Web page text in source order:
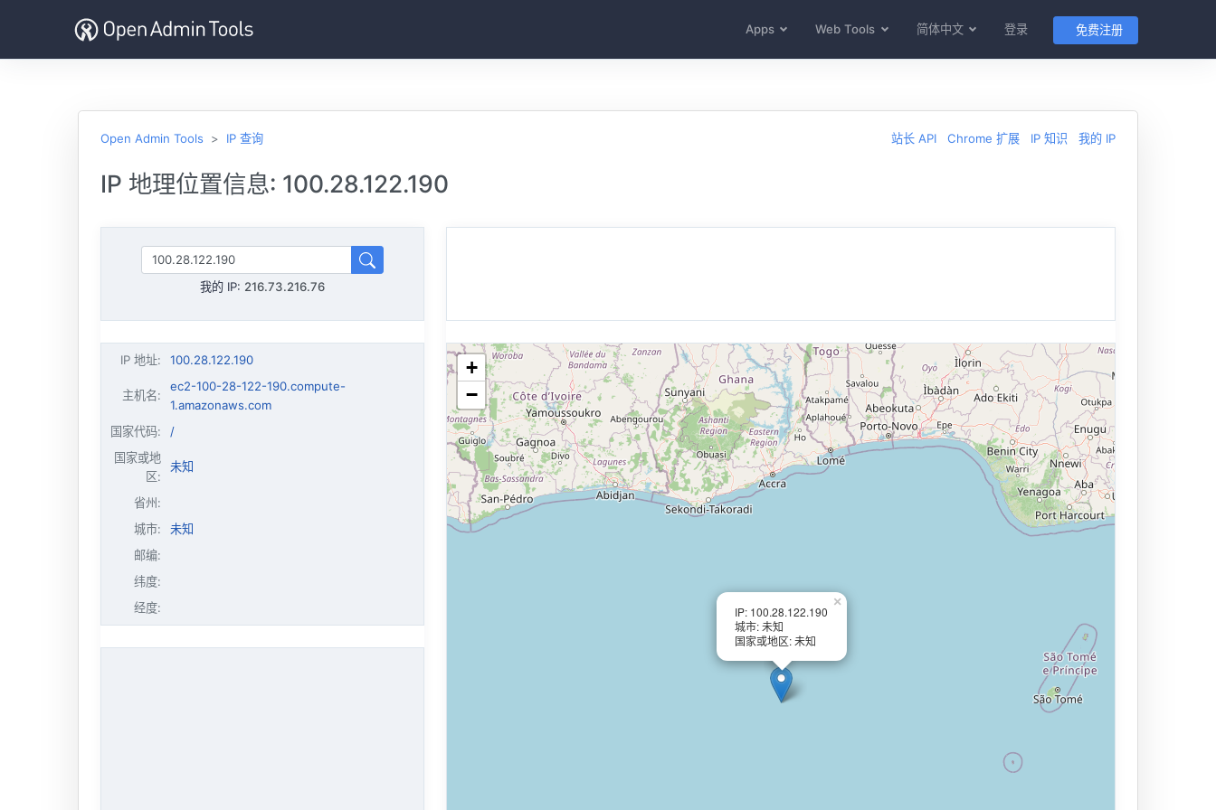
Apps Web Tools 简体中文 登录 免费注册
Open Admin Tools IP 查询 站长 API Chrome 扩展 IP 知识 我的 IP
IP 地理位置信息: 100.28.122.190
我的 IP: 216.73.216.76
IP 地址: 100.28.122.190
主机名:
ec2-100-28-122-190.compute-
1.amazonaws.com
国家代码:
/
国家或地
区:
未知
省州:
城市:
未知
邮编:
纬度:
经度:
IP: 100.28.122.190
城市: 未知
国家或地区: 未知
×
+
−